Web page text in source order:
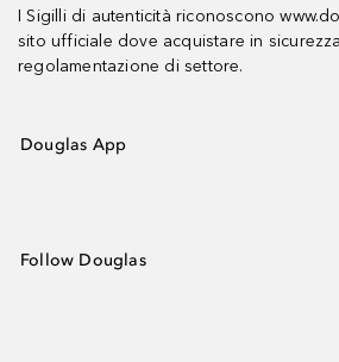
I Sigilli di autenticità riconoscono
sito ufficiale dove acquistare in
regolamentazione di settore.
Douglas App
Follow Douglas